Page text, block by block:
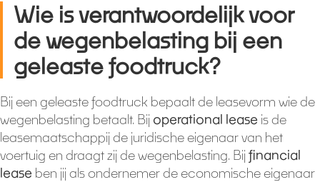
Wie is verantwoordelijk voor
de wegenbelasting bij een
geleaste foodtruck?
Bij een geleaste foodtruck bepaalt de leasevorm wie de
wegenbelasting betaalt. Bij operational lease is de
leasemaatschappij de juridische eigenaar van het
voertuig en draagt zij de wegenbelasting. Bij financial
lease ben jij als ondernemer de economische eigenaar